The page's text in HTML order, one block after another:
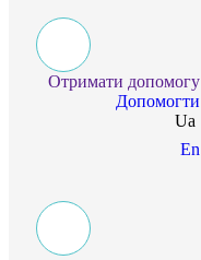
Отримати допомогу
Допомогти
Ua
En